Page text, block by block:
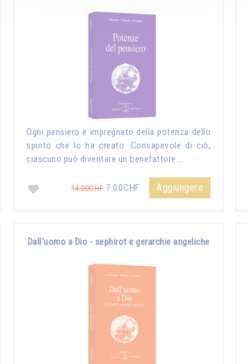
Ogni pensiero è impregnato della potenza dello
spirito che lo ha creato. Consapevole di ciò,
ciascuno può diventare un benefattore …
14.00CHF7.00CHF Aggiungere
Dall'uomo a Dio - sephirot e gerarchie angeliche